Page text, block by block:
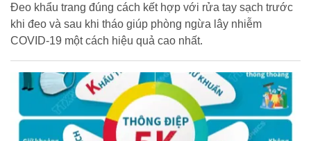
Đeo khẩu trang đúng cách kết hợp với rửa tay sạch trước
khi đeo và sau khi tháo giúp phòng ngừa lây nhiễm
COVID-19 một cách hiệu quả cao nhất.